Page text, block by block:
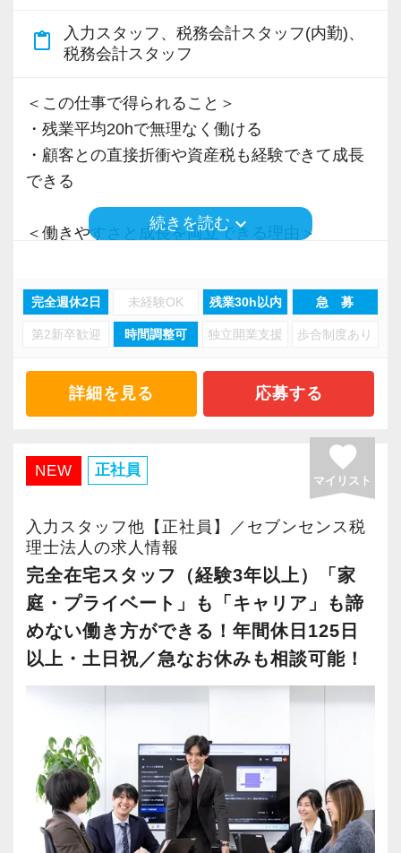
content_paste
入力スタッフ、税務会計スタッフ(内勤)、
税務会計スタッフ
＜この仕事で得られること＞
・残業平均20hで無理なく働ける
・顧客との直接折衝や資産税も経験できて成長
できる
＜働きやすさと成長を両立できる理由＞
・分業体制で業務負担を軽減
・顧客対応や提案業務に集中可能
・資産税や相続など専門性の高い案件あり
・経験値が自然と積み上がる環境
・有給取得率90％以上
・繁忙期も月30～40h程度
・男性の育休取得率100％
・テレワーク導入済み
・全席デュアルモニタ完備
＜幅広い経験・成長環境＞
・9割が紹介の安定基盤
・個人～大企業まで幅広く経験可能
・税務顧問＋資産税に関与
・相続／事業承継／M&Aにも対応
続きを読むkeyboard_arrow_down
完全週休2日 未経験OK 残業30h以内 急 募
第2新卒歓迎 時間調整可 独立開業支援 歩合制度あり
詳細を見る 応募する
NEW 正社員 favorite
マイリスト
入力スタッフ他【正社員】／セブンセンス税
理士法人の求人情報
完全在宅スタッフ（経験3年以上）「家
庭・プライベート」も「キャリア」も諦
めない働き方ができる！年間休日125日
以上・土日祝／急なお休みも相談可能！